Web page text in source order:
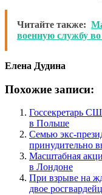
Читайте также:
военную службу
Елена Дудина
Похожие записи:
Госсекретарь
в Польше
Семью экс-
принудительно
Масштабная
в Лондоне
При взрыве на
двое